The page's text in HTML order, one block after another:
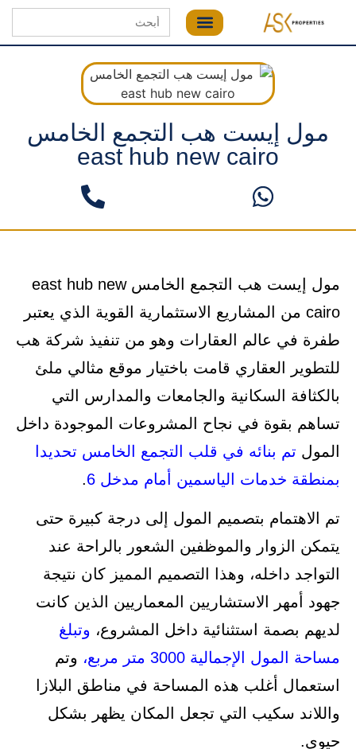
Search
for:
مول إيست هب التجمع الخامس
east hub new cairo
مول إيست هب التجمع الخامس east hub new
cairo من المشاريع الاستثمارية القوية الذي يعتبر
طفرة في عالم العقارات وهو من تنفيذ شركة هب
للتطوير العقاري قامت باختيار موقع مثالي ملئ
بالكثافة السكانية والجامعات والمدارس التي
تساهم بقوة في نجاح المشروعات الموجودة داخل
المول تم بنائه في قلب التجمع الخامس تحديدا
بمنطقة خدمات الياسمين أمام مدخل 6
.
تم الاهتمام بتصميم المول إلى درجة كبيرة حتى
يتمكن الزوار والموظفين الشعور بالراحة عند
التواجد داخله، وهذا التصميم المميز كان نتيجة
جهود أمهر الاستشاريين المعماريين الذين كانت
لديهم بصمة استثنائية داخل المشروع، وتبلغ
مساحة المول الإجمالية 3000 متر مربع،
وتم
استعمال أغلب هذه المساحة في مناطق البلازا
واللاند سكيب التي تجعل المكان يظهر بشكل
حيوي.